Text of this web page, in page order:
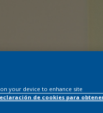
your device to enhance site
de cookies para